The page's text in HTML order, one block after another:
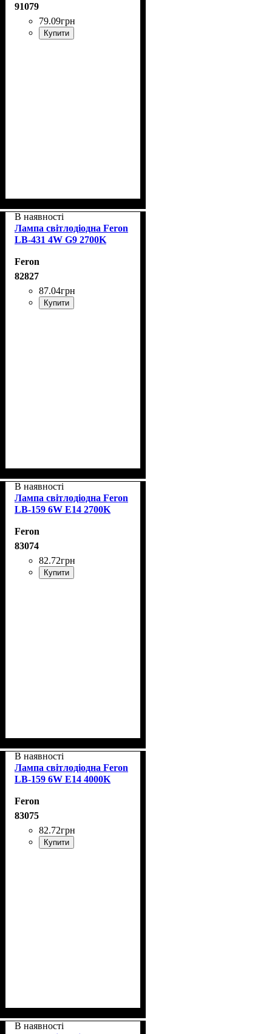
91079
79.09грн
Купити
В наявності
Лампа світлодіодна Feron
LB-431 4W G9 2700K
Feron
82827
87.04грн
Купити
В наявності
Лампа світлодіодна Feron
LB-159 6W E14 2700K
Feron
83074
82.72грн
Купити
В наявності
Лампа світлодіодна Feron
LB-159 6W E14 4000K
Feron
83075
82.72грн
Купити
В наявності